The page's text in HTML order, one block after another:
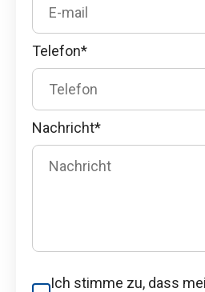
Telefon*
Nachricht*
Ich stimme zu, dass